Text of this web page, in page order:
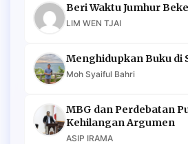
Beri Waktu Jumhur
LIM WEN TJAI
Menghidupkan Buku di
Moh Syaiful Bahri
MBG dan Perdebatan
Kehilangan Argumen
ASIP IRAMA